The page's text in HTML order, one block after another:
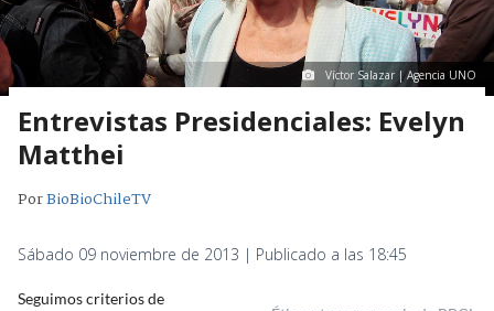
Víctor Salazar | Agencia UNO
Entrevistas Presidenciales: Evelyn
Matthei
PorBioBioChileTV
Sábado 09 noviembre de 2013 | Publicado a las 18:45
Seguimos criterios de